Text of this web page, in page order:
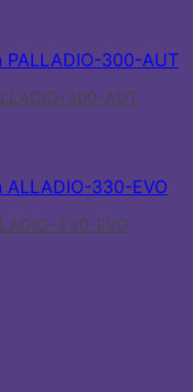
300-AUT
330-EVO